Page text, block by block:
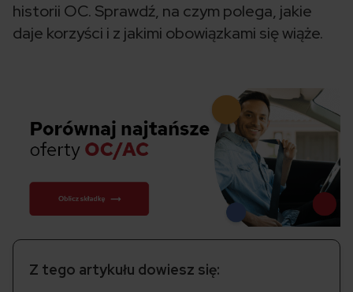
historii OC. Sprawdź, na czym polega, jakie
daje korzyści i z jakimi obowiązkami się wiąże.
Z tego artykułu dowiesz się: